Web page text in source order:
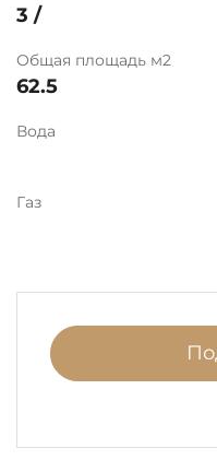
3 /
Общая площадь м2
62.5
Вода
Газ